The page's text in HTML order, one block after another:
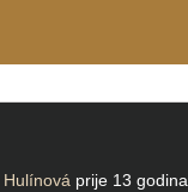
prije 13 godina